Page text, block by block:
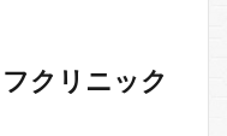
クリニック